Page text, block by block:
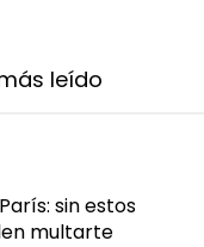
leído
sin estos
multarte